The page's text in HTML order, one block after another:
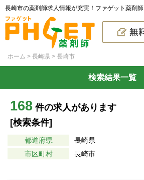
長崎市の薬剤師求人情報が充実！ファゲット薬剤師
ホーム 長崎県 長崎市
検索結果一覧
168 件の求人があります
[検索条件]
都道府県
長崎県
市区町村
長崎市